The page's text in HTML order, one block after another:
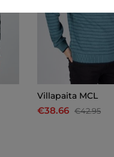
Villapaita MCL
€38.66 €42.95